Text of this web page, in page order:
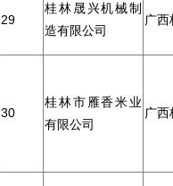
29
桂林晟兴机械制
造有限公司
广
30
桂林市雁香米业
有限公司
广